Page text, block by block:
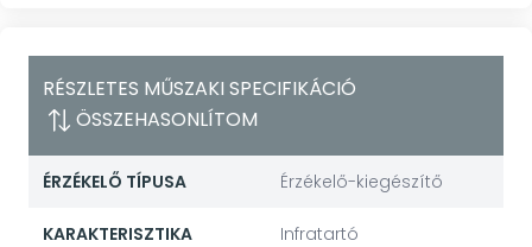
RÉSZLETES MŰSZAKI SPECIFIKÁCIÓ
ÖSSZEHASONLÍTOM
ÉRZÉKELŐ TÍPUSA Érzékelő-kiegészítő
KARAKTERISZTIKA Infratartó